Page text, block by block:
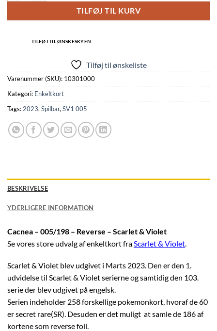
TILFØJ TIL KURV
TILFØJ TIL ØNSKESKYEN
Tilføj til ønskeliste
Varenummer (SKU): 10301000
Kategori: Enkeltkort
Tags: 2023, Spilbar, SV1 005
BESKRIVELSE
YDERLIGERE INFORMATION
Cacnea – 005/198 – Reverse – Scarlet & Violet
Se vores store udvalg af enkeltkort fra Scarlet & Violet
Scarlet & Violet blev udgivet i Marts 2023. Den er den 1.
udvidelse til Scarlet & Violet serierne og samtidig den 103.
serie der blev udgivet på engelsk.
Serien indeholder 258 forskellige pokemonkort, hvoraf de 60
er secret rare(SR). Desuden er det muligt at samle de 186 af
kortene som reverse foil.